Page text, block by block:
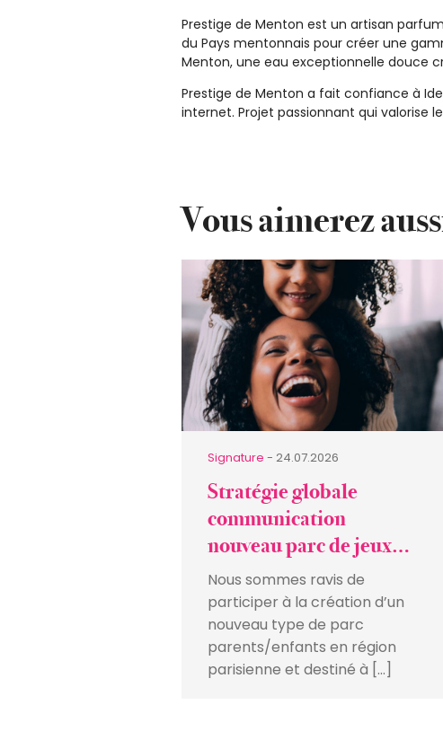
Prestige de Menton est un artisan
du Pays mentonnais pour créer une
Menton, une eau exceptionnelle douce
Prestige de Menton a fait confiance à
internet. Projet passionnant qui valorise
Vous aimerez
Signature - 24.07.2026
Stratégie globale
communication
nouveau parc de jeux
parents/enfants
Nous sommes ravis de
participer à la création d’un
nouveau type de parc
parents/enfants en région
parisienne et destiné à […]